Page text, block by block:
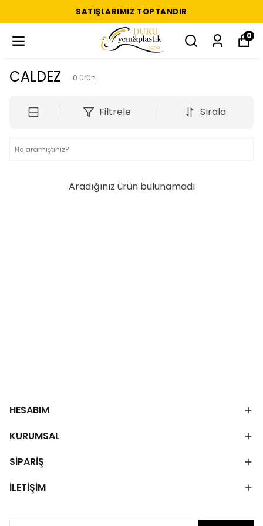
SATIŞLARIMIZ TOPTANDIR
0
CALDEZ 0 ürün
Filtrele Sırala
Aradığınız ürün bulunamadı
HESABIM
KURUMSAL
SİPARİŞ
İLETİŞİM